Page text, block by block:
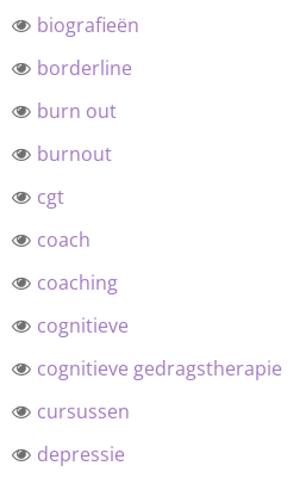
biografieën
borderline
burn out
burnout
cgt
coach
coaching
cognitieve
cognitieve gedragstherapie
cursussen
depressie